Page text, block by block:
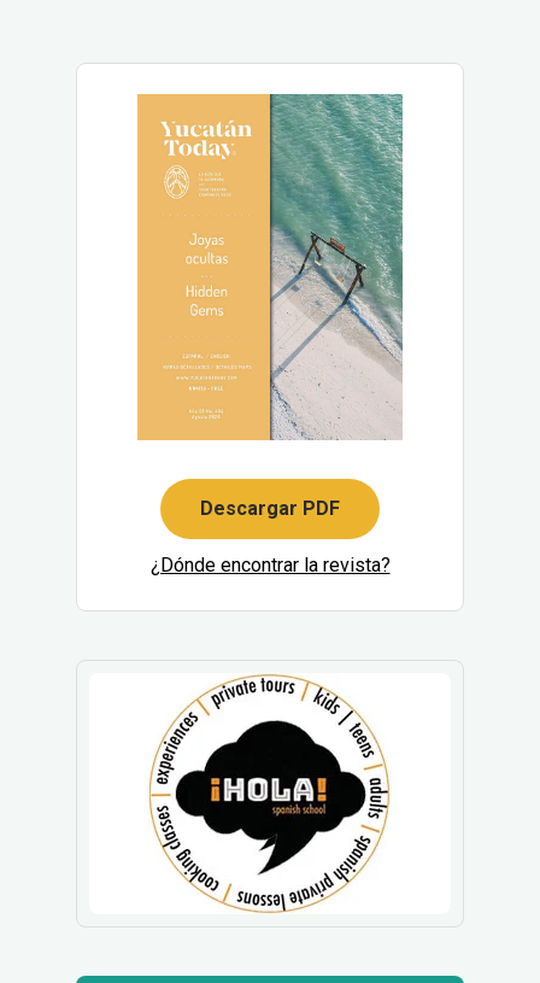
Descargar PDF
¿Dónde encontrar la revista?